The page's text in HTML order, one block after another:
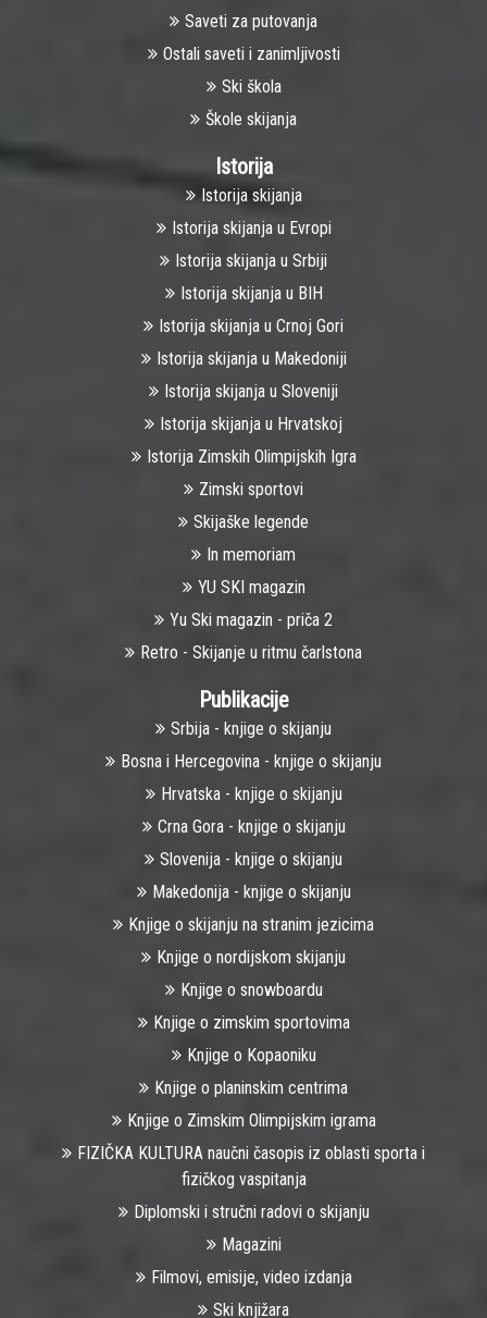
Saveti za putovanja
Ostali saveti i zanimljivosti
Ski škola
Škole skijanja
Istorija
Istorija skijanja
Istorija skijanja u Evropi
Istorija skijanja u Srbiji
Istorija skijanja u BIH
Istorija skijanja u Crnoj Gori
Istorija skijanja u Makedoniji
Istorija skijanja u Sloveniji
Istorija skijanja u Hrvatskoj
Istorija Zimskih Olimpijskih Igra
Zimski sportovi
Skijaške legende
In memoriam
YU SKI magazin
Yu Ski magazin - priča 2
Retro - Skijanje u ritmu čarlstona
Publikacije
Srbija - knjige o skijanju
Bosna i Hercegovina - knjige o skijanju
Hrvatska - knjige o skijanju
Crna Gora - knjige o skijanju
Slovenija - knjige o skijanju
Makedonija - knjige o skijanju
Knjige o skijanju na stranim jezicima
Knjige o nordijskom skijanju
Knjige o snowboardu
Knjige o zimskim sportovima
Knjige o Kopaoniku
Knjige o planinskim centrima
Knjige o Zimskim Olimpijskim igrama
FIZIČKA KULTURA naučni časopis iz oblasti sporta i
fizičkog vaspitanja
Diplomski i stručni radovi o skijanju
Magazini
Filmovi, emisije, video izdanja
Ski knjižara